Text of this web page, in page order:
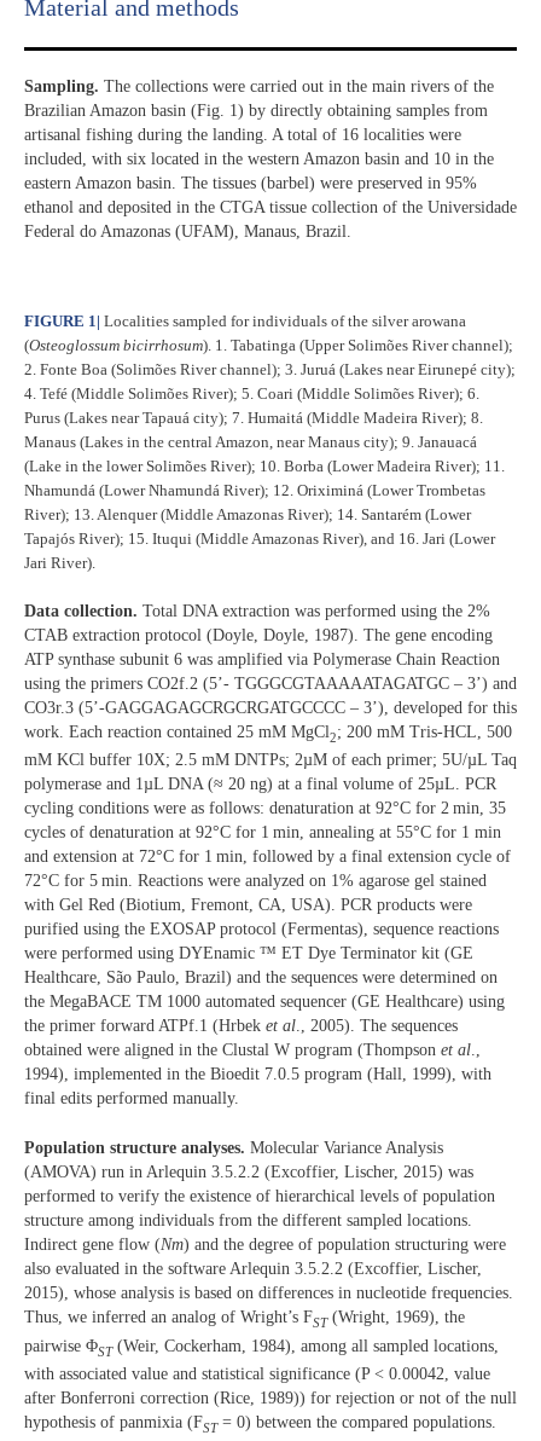
Material and methods
Sampling. The collections were carried out in the main rivers of the
Brazilian Amazon basin (Fig. 1) by directly obtaining samples from
artisanal fishing during the landing. A total of 16 localities were
included, with six located in the western Amazon basin and 10 in the
eastern Amazon basin. The tissues (barbel) were preserved in 95%
ethanol and deposited in the CTGA tissue collection of the Universidade
Federal do Amazonas (UFAM), Manaus, Brazil.
FIGURE 1| Localities sampled for individuals of the silver arowana
(Osteoglossum bicirrhosum). 1. Tabatinga (Upper Solimões River channel);
2. Fonte Boa (Solimões River channel); 3. Juruá (Lakes near Eirunepé city);
4. Tefé (Middle Solimões River); 5. Coari (Middle Solimões River); 6.
Purus (Lakes near Tapauá city); 7. Humaitá (Middle Madeira River); 8.
Manaus (Lakes in the central Amazon, near Manaus city); 9. Janauacá
(Lake in the lower Solimões River); 10. Borba (Lower Madeira River); 11.
Nhamundá (Lower Nhamundá River); 12. Oriximiná (Lower Trombetas
River); 13. Alenquer (Middle Amazonas River); 14. Santarém (Lower
Tapajós River); 15. Ituqui (Middle Amazonas River), and 16. Jari (Lower
Jari River).
Data collection. Total DNA extraction was performed using the 2%
CTAB extraction protocol (Doyle, Doyle, 1987). The gene encoding
ATP synthase subunit 6 was amplified via Polymerase Chain Reaction
using the primers CO2f.2 (5’- TGGGCGTAAAAATAGATGC – 3’) and
CO3r.3 (5’-GAGGAGAGCRGCRGATGCCCC – 3’), developed for this
work. Each reaction contained 25 mM MgCl2; 200 mM Tris-HCL, 500
mM KCl buffer 10X; 2.5 mM DNTPs; 2µM of each primer; 5U/µL Taq
polymerase and 1µL DNA (≈ 20 ng) at a final volume of 25µL. PCR
cycling conditions were as follows: denaturation at 92°C for 2 min, 35
cycles of denaturation at 92°C for 1 min, annealing at 55°C for 1 min
and extension at 72°C for 1 min, followed by a final extension cycle of
72°C for 5 min. Reactions were analyzed on 1% agarose gel stained
with Gel Red (Biotium, Fremont, CA, USA). PCR products were
purified using the EXOSAP protocol (Fermentas), sequence reactions
were performed using DYEnamic ™ ET Dye Terminator kit (GE
Healthcare, São Paulo, Brazil) and the sequences were determined on
the MegaBACE TM 1000 automated sequencer (GE Healthcare) using
the primer forward ATPf.1 (Hrbek et al., 2005). The sequences
obtained were aligned in the Clustal W program (Thompson et al.,
1994), implemented in the Bioedit 7.0.5 program (Hall, 1999), with
final edits performed manually.
Population structure analyses. Molecular Variance Analysis
(AMOVA) run in Arlequin 3.5.2.2 (Excoffier, Lischer, 2015) was
performed to verify the existence of hierarchical levels of population
structure among individuals from the different sampled locations.
Indirect gene flow (Nm) and the degree of population structuring were
also evaluated in the software Arlequin 3.5.2.2 (Excoffier, Lischer,
2015), whose analysis is based on differences in nucleotide frequencies.
Thus, we inferred an analog of Wright’s FST(Wright, 1969), the
pairwise ΦST(Weir, Cockerham, 1984), among all sampled locations,
with associated value and statistical significance (P < 0.00042, value
after Bonferroni correction (Rice, 1989)) for rejection or not of the null
hypothesis of panmixia (FST= 0) between the compared populations.